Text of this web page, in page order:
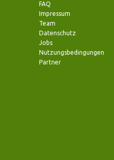
FAQ
Impressum
Team
Datenschutz
Jobs
Nutzungsbedingungen
Partner